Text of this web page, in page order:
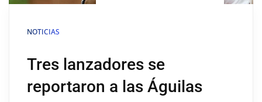
NOTICIAS
Tres lanzadores se
reportaron a las Águilas